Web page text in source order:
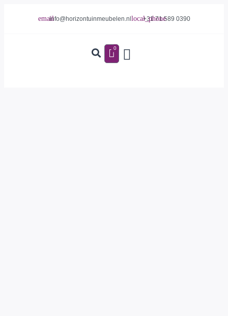
info@horizontuinmeubelen.nl +31 71 589 0390
0